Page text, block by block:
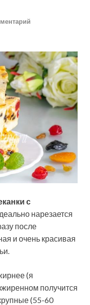
с
нарезается
после
и очень красивая
(я
получится
(55-60